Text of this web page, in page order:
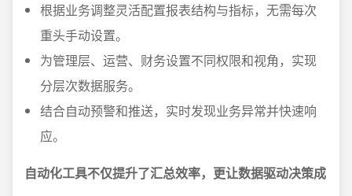
根据业务调整灵活配置报表结构与指标，无需每次
重头手动设置。
为管理层、运营、财务设置不同权限和视角，实现
分层次数据服务。
结合自动预警和推送，实时发现业务异常并快速响
应。
自动化工具不仅提升了汇总效率，更让数据驱动决策成